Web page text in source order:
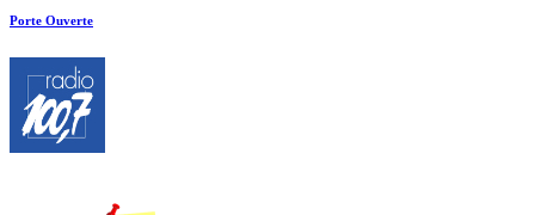
Porte Ouverte